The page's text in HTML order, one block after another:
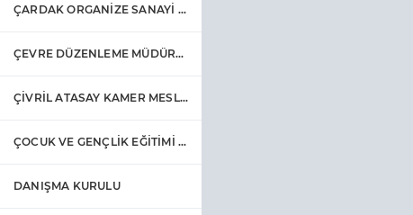
ÇARDAK ORGANİZE SANAYİ BÖLGESİ MESLEK YÜKSEKOKULU
ÇEVRE DÜZENLEME MÜDÜRLÜĞÜ
ÇİVRİL ATASAY KAMER MESLEK YÜKSEKOKULU
ÇOCUK VE GENÇLİK EĞİTİMİ UYGULAMA VE ARAŞTIRMA MERKEZİ
DANIŞMA KURULU